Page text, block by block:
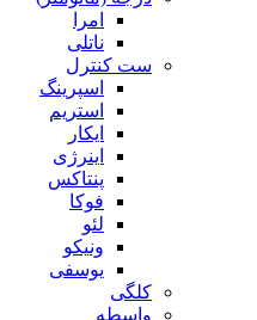
امرا
ناتلی
ست کنترل
اسپرینگ
استریم
ایکار
اینرژی
پنتاکس
فوکا
لئو
ونیکو
یوسفی
کلگی
واسطه